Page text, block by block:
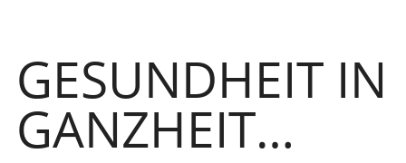
GESUNDHEIT IN
GANZHEIT…